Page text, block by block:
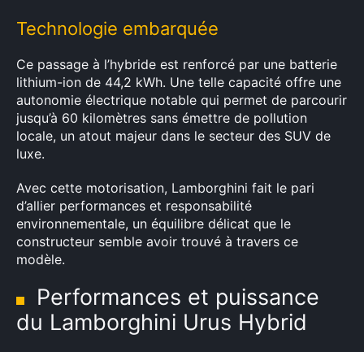
Technologie embarquée
Ce passage à l’hybride est renforcé par une batterie
lithium-ion de 44,2 kWh. Une telle capacité offre une
autonomie électrique notable qui permet de parcourir
jusqu’à 60 kilomètres sans émettre de pollution
locale, un atout majeur dans le secteur des SUV de
luxe.
Avec cette motorisation, Lamborghini fait le pari
d’allier performances et responsabilité
environnementale, un équilibre délicat que le
constructeur semble avoir trouvé à travers ce
modèle.
Performances et puissance
du Lamborghini Urus Hybrid